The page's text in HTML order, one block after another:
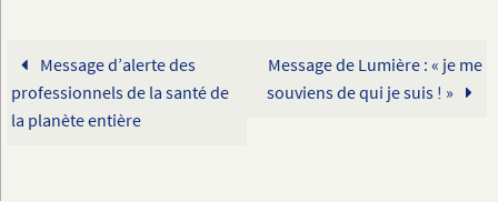
Message d’alerte des
professionnels de la santé de
la planète entière
Message de Lumière : « je me
souviens de qui je suis ! »